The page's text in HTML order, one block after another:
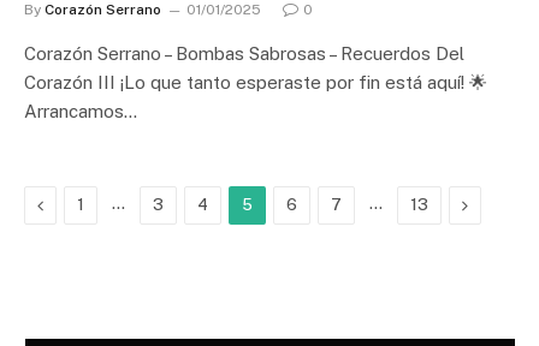
By Corazón Serrano 01/01/2025 0
Corazón Serrano – Bombas Sabrosas – Recuerdos Del
Corazón III ¡Lo que tanto esperaste por fin está aquí! 🌟
Arrancamos…
Previous
1 … 3 4 5 6 7 … 13 Next